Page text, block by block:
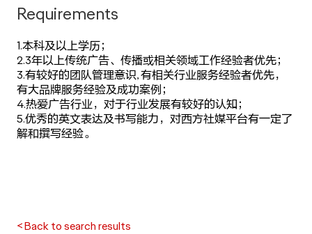
Requirements
1.本科及以上学历；
2.3年以上传统广告、传播或相关领域工作经验者优先；
3.有较好的团队管理意识, 有相关行业服务经验者优先，
有大品牌服务经验及成功案例；
4.热爱广告行业，对于行业发展有较好的认知；
5.优秀的英文表达及书写能力，对西方社媒平台有一定了
解和撰写经验。
< Back to search results